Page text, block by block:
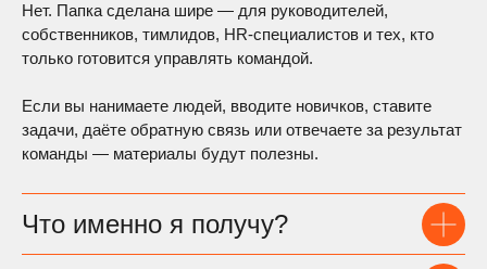
Нет. Папка сделана шире — для руководителей,
собственников, тимлидов, HR-специалистов и тех, кто
только готовится управлять командой.
Если вы нанимаете людей, вводите новичков, ставите
задачи, даёте обратную связь или отвечаете за результат
команды — материалы будут полезны.
Что именно я получу?